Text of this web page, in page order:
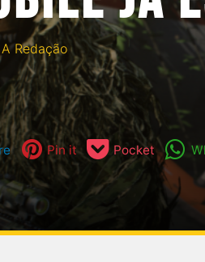
A Redação
Pin it Pocket